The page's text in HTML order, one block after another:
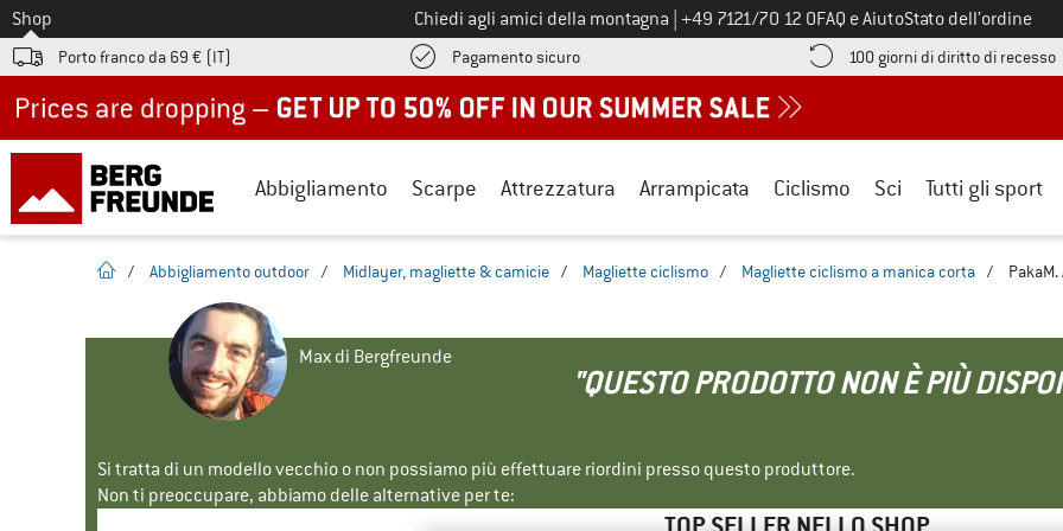
Allo
Shop Chiedi agli amici della montagna Chiamaci al numero
+49 7121/70 12 0FAQ e AiutoStato dell’ordine
Porto franco da 69 € (IT) Pagamento sicuroQui trovi le informazioni di pagamento! Si apre in una casella
100 giorni di diritto di recesso
Abbigliamento Scarpe Attrezzatura Arrampicata Ciclismo Sci Tutti gli sport
pagina iniziale
/ Abbigliamento outdoor / Midlayer, magliette & camicie / Magliette ciclismo / Magliette ciclismo a manica corta /
Max di Bergfreunde
"QUESTO PRODOTTO NON È PIÙ
Si tratta di un modello vecchio o non possiamo più effettuare riordini presso questo produttore.
Non ti preoccupare, abbiamo delle alternative per te: